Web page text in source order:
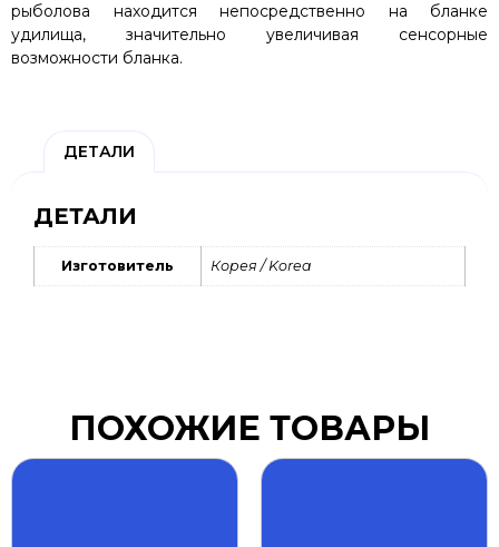
рыболова находится непосредственно на бланке
удилища, значительно увеличивая сенсорные
возможности бланка.
ДЕТАЛИ
ДЕТАЛИ
Изготовитель Корея / Korea
ПОХОЖИЕ ТОВАРЫ